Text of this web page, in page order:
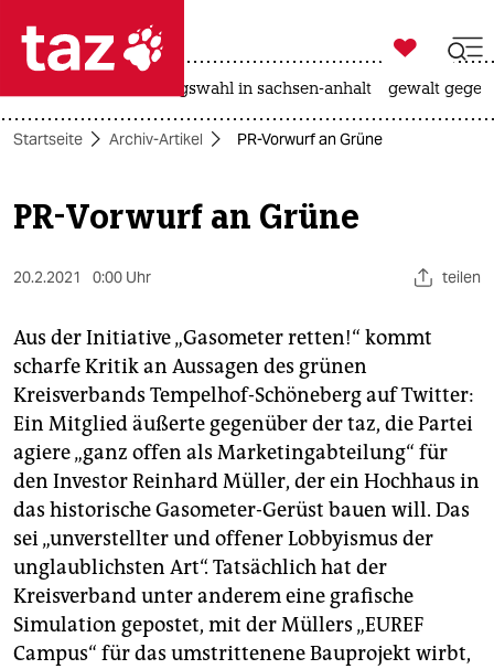
 taz zahl ich
taz zahl ich
themen
gesellschaft
kultur
sport
berlin
nord
wahrheit
verlag

taz zahl ich
landtagswahl in sachsen-anhalt gewalt
Startseite Archiv-Artikel PR-Vorwurf an Grüne
PR-Vorwurf an Grüne
20.2.2021 0:00 Uhr teilen
Aus der Initiative „Gasometer retten!“ kommt
scharfe Kritik an Aussagen des grünen
Kreisverbands Tempelhof-Schöneberg auf Twitter:
Ein Mitglied äußerte gegenüber der taz, die Partei
agiere „ganz offen als Marketingabteilung“ für
den Investor Reinhard Müller, der ein Hochhaus in
das historische Gasometer-Gerüst bauen will. Das
sei „unverstellter und offener Lobbyismus der
unglaublichsten Art“. Tatsächlich hat der
Kreisverband unter anderem eine grafische
Simulation gepostet, mit der Müllers „EUREF
Campus“ für das umstrittenene Bauprojekt wirbt,